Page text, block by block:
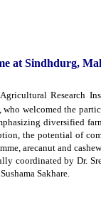
at Sindhdurg,
Research
welcomed the
diversified
the potential of
arecanut and
coordinated by Dr.
Sakhare.